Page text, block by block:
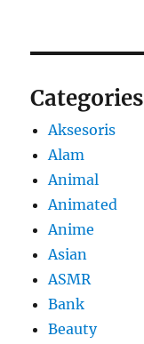
Categories
Aksesoris
Alam
Animal
Animated
Anime
Asian
ASMR
Bank
Beauty